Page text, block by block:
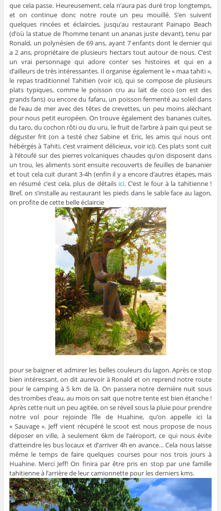
que cela passe. Heureusement, cela n’aura pas duré trop longtemps,
et on continue donc notre route un peu mouillé. S’en suivent
quelques rincées et éclaircies, jusqu’au restaurant Painapo Beach
(d’où la statue de l’homme tenant un ananas juste devant), tenu par
Ronald, un polynésien de 69 ans, ayant 7 enfants dont le dernier qui
a 2 ans, propriétaire de plusieurs hectars tout autour de nous. C’est
un vrai personnage qui adore conter ses histoires et qui en a
d’ailleurs de très intéressantes. Il organise également le « maa tahiti »,
le repas traditionnel Tahitien (voir ici), qui se compose de plusieurs
plats typiques, comme le poisson cru au lait de coco (on est des
grands fans) ou encore du fafaru, un poisson fermenté au soleil dans
de l’eau de mer avec des têtes de crevettes, un peu moins aléchant
pour nous petit européen. On trouve également des bananes cuites,
du taro, du cochon rôti ou du uru, le fruit de l’arbre à pain qui peut se
déguster frit (on a testé chez Sabine et Eric, les amis qui nous ont
hébérgés à Tahiti, c’est vraiment délicieux, voir ici). Ces plats sont cuit
à l’étoufé sur des pierres volcaniques chaudes qu’on disposent dans
un trou, les aliments sont ensuite recouverts de feuilles de bananier
et tout cela cuit durant 3-4h (enfin il y a encore d’autres étapes, mais
en résumé c’est cela, plus de détails ici. C’est le four à la tahitienne !
Bref, on s’installe au restaurant les pieds dans le sable face au lagon,
on profite de cette belle éclaircie
pour se baigner et admirer les belles couleurs du lagon. Après ce stop
bien intéressant, on dit aurevoir à Ronald et on reprend notre route
pour le camping à 5 km de là. On passera notre dernière nuit sous
des trombes d’eau, au mois on sait que notre tente est bien étanche !
Après cette nuit un peu agitée, on se réveil sous la pluie pour prendre
notre vol pour rejoinde l’île de Huahine, qu’on appelle ici la
« Sauvage ». Jeff vient récupéré le scoot est nous propose de nous
déposer en ville, à seulement 6km de l’aéroport, ce qui nous évite
d’atteindre les bus locaux et d’arriver 4h en avance… Cela nous laisse
même le temps de faire quelques courses pour nos trois jours à
Huahine. Merci Jeff! On finira par être pris en stop par une famille
tahitienne à l’arrière de leur camionnette pour les derniers kms.